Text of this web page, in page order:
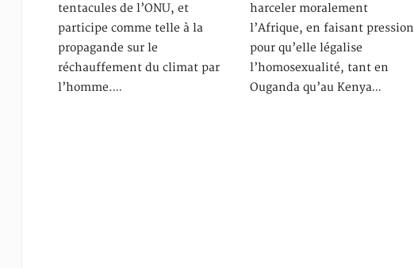
tentacules de l’ONU, et
participe comme telle à la
propagande sur le
réchauffement du climat par
l’homme.…
harceler moralement
l’Afrique, en faisant pression
pour qu’elle légalise
l’homosexualité, tant en
Ouganda qu’au Kenya…